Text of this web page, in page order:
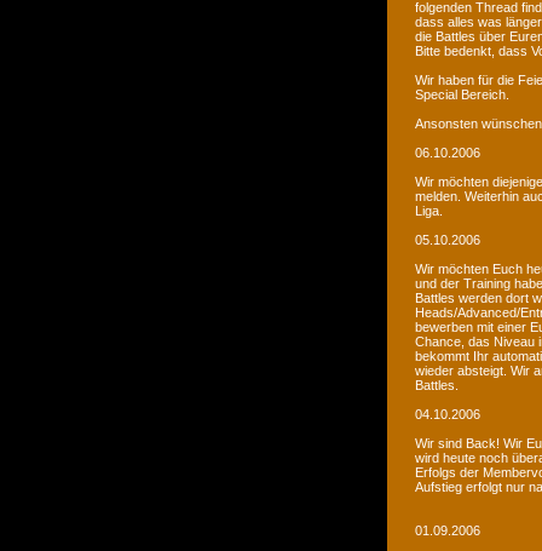
folgenden Thread
dass alles was
die Battles über
Bitte bedenkt, dass
Wir haben für die
Special Bereich.
Ansonsten
06.10.2006
Wir möchten
melden. Weiterhin
Liga.
05.10.2006
Wir möchten Euch
und der Training
Battles werden dort
Heads/Advanced/
bewerben mit einer
Chance, das Niveau
bekommt Ihr
wieder absteigt. Wir
Battles.
04.10.2006
Wir sind Back! Wir
wird heute noch
Erfolgs der
Aufstieg erfolgt nur
01.09.2006